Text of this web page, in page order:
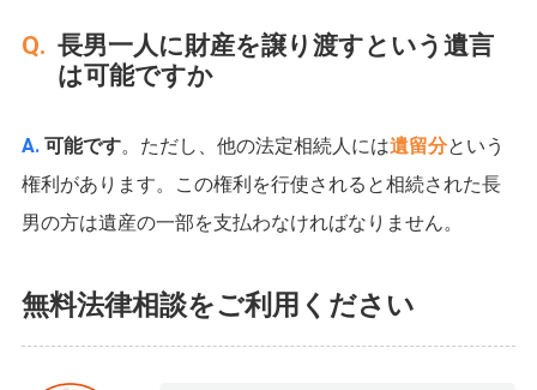
長男一人に財産を譲り渡すという遺言
は可能ですか
可能です。ただし、他の法定相続人には遺留分という
権利があります。この権利を行使されると相続された長
男の方は遺産の一部を支払わなければなりません。
無料法律相談をご利用ください